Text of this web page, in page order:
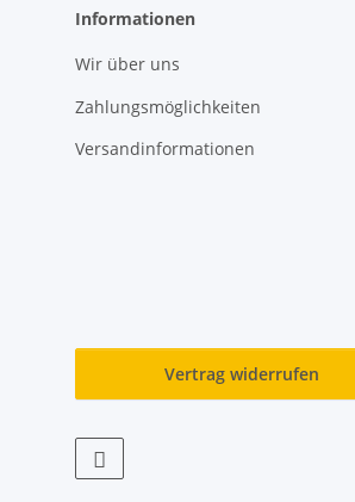
Informationen
Wir über uns
Zahlungsmöglichkeiten
Versandinformationen
Vertrag widerrufen